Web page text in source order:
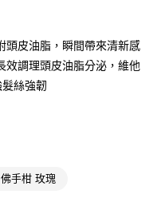
」的支付方式。 讓您購物簡單
儲值。
完成結帳。
頭皮油脂，瞬間帶來清新感
效調理頭皮油脂分泌，維他
絲強韌
佛手柑 玫瑰